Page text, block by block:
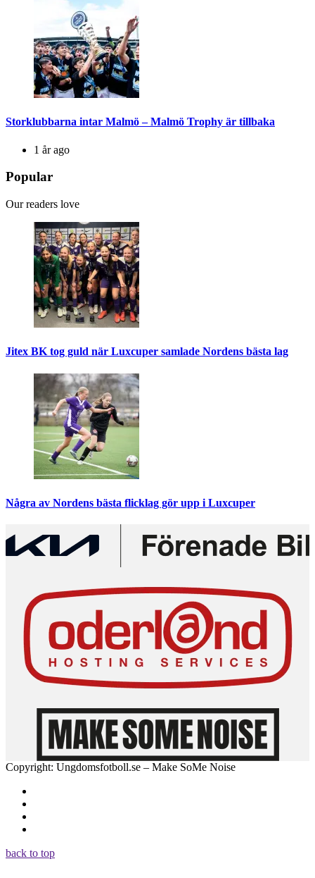
Storklubbarna intar Malmö – Malmö Trophy är tillbaka
1 år ago
Popular
Our readers love
Jitex BK tog guld när Luxcuper samlade Nordens bästa lag
Några av Nordens bästa flicklag gör upp i Luxcuper
Copyright: Ungdomsfotboll.se – Make SoMe Noise
back to top